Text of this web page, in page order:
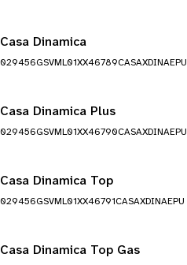
Casa Dinamica
029456GSVML01XX46789CASAXDINAEPU
Casa Dinamica Plus
029456GSVML01XX46790CASAXDINAEPU
Casa Dinamica Top
029456GSVML01XX46791CASAXDINAEPU
Casa Dinamica Top Gas